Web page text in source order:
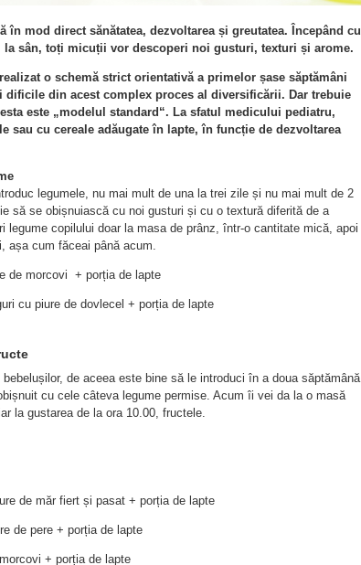
în mod direct sănătatea, dezvoltarea și greutatea. Începând cu
la sân, toți micuții vor descoperi noi gusturi, texturi și arome.
o schemă strict orientativă a primelor șase săptămâni
dificile din acest complex proces al diversificării. Dar trebuie
este „modelul standard“. La sfatul medicului pediatru,
sau cu cereale adăugate în lapte, în funcție de dezvoltarea
legumele, nu mai mult de una la trei zile și nu mai mult de 2
să se obișnuiască cu noi gusturi și cu o textură diferită de a
legume copilului doar la masa de prânz, într-o cantitate mică, apoi
așa cum făceai până acum.
de morcovi + porția de lapte
cu piure de dovlecel + porția de lapte
de aceea este bine să le introduci în a doua săptămână
cu cele câteva legume permise. Acum îi vei da la o masă
la gustarea de la ora 10.00, fructele.
de măr fiert și pasat + porția de lapte
de pere + porția de lapte
+ porția de lapte